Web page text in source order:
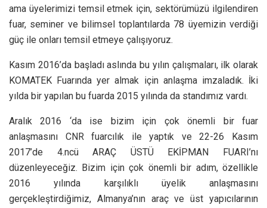
ama üyelerimizi temsil etmek için, sektörümüzü ilgilendiren
fuar, seminer ve bilimsel toplantılarda 78 üyemizin verdiği
güç ile onları temsil etmeye çalışıyoruz.
Kasım 2016’da başladı aslında bu yılın çalışmaları, ilk olarak
KOMATEK Fuarında yer almak için anlaşma imzaladık. İki
yılda bir yapılan bu fuarda 2015 yılında da standımız vardı.
Aralık 2016 ‘da ise bizim için çok önemli bir fuar
anlaşmasını CNR fuarcılık ile yaptık ve 22-26 Kasım
2017’de 4.ncü ARAÇ ÜSTÜ EKİPMAN FUARI’nı
düzenleyeceğiz. Bizim için çok önemli bir adım, özellikle
2016 yılında karşılıklı üyelik anlaşmasını
gerçekleştirdiğimiz, Almanya’nın araç ve üst yapıcılarının